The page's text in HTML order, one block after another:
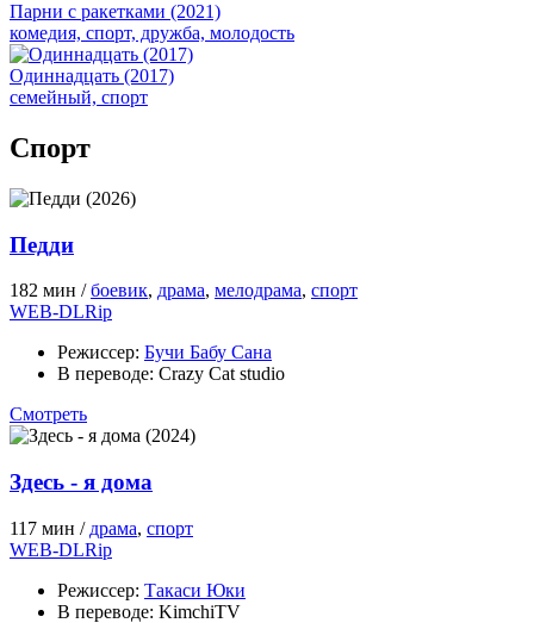
Парни с ракетками (2021)
комедия, спорт, дружба, молодость
Одиннадцать (2017)
семейный, спорт
Спорт
Педди
182 мин /боевик, драма, мелодрама, спорт
WEB-DLRip
Режиссер: Бучи Бабу Сана
В переводе: Crazy Cat studio
Смотреть
Здесь - я дома
117 мин / драма, спорт
WEB-DLRip
Режиссер: Такаси Юки
В переводе: KimchiTV